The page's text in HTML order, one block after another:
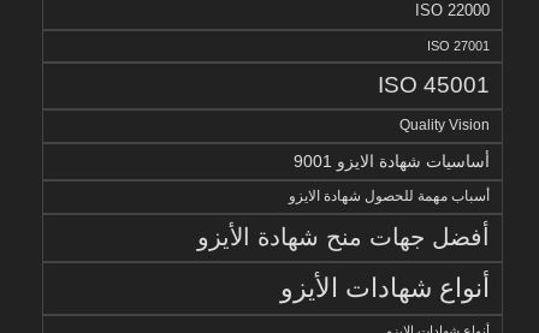
ISO 22000
ISO 27001
ISO 45001
Quality Vision
أساسيات شهادة الايزو 9001
أسباب مهمة للحصول شهادة الايزو
أفضل جهات منح شهادة الأيزو
أنواع شهادات الأيزو